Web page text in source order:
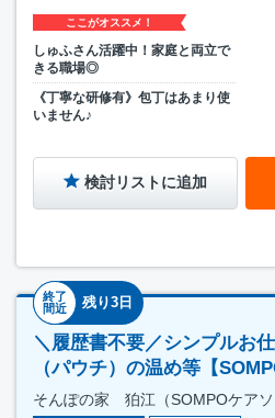
ここがオススメ！
しゅふさん活躍中！家庭と両立で
きる職場◎
《丁寧な研修有》包丁はあまり使
いません♪
検討リストに追加
終了
間近
残り3日
＼履歴書不要／シンプルお
（パウチ）の温め等【
そんぽの家 狛江（SOMPOケアソ